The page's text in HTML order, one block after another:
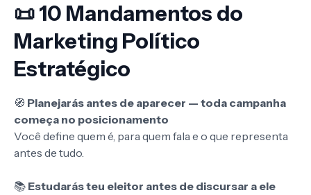
📜 10 Mandamentos do
Marketing Político
Estratégico
🧭 Planejarás antes de aparecer — toda campanha
começa no posicionamento
Você define quem é, para quem fala e o que representa
antes de tudo.
📚 Estudarás teu eleitor antes de discursar a ele